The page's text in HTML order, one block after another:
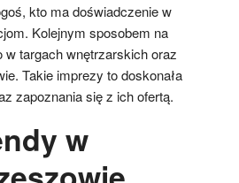
kto ma doświadczenie w
Kolejnym sposobem na
w targach wnętrzarskich oraz
Takie imprezy to doskonała
zapoznania się z ich ofertą.
w